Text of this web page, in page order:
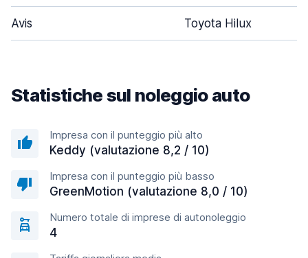
Avis Toyota Hilux
Statistiche sul noleggio auto
Impresa con il punteggio più alto
Keddy (valutazione 8,2 / 10)
Impresa con il punteggio più basso
GreenMotion (valutazione 8,0 / 10)
Numero totale di imprese di autonoleggio
4